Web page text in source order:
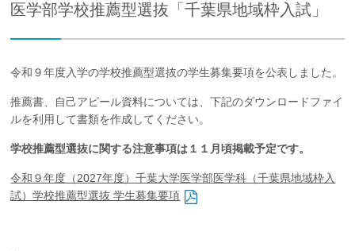
研究
入学案内
社会貢献
企業の方大学院志望の方医学部志望の方卒業生の方在学生・教員の方
医学部学校推薦型選抜「千葉県地域枠入試」
令和９年度入学の学校推薦型選抜の学生募集要項を公表しました。
推薦書、自己アピール資料については、下記のダウンロードファイ
ルを利用して書類を作成してください。
学校推薦型選抜に関する注意事項は１１月頃掲載予定です。
令和９年度（2027年度）千葉大学医学部医学科（千葉県地域枠入
試）学校推薦型選抜 学生募集要項